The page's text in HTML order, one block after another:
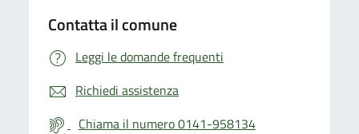
Contatta il comune
Leggi le domande frequenti
Richiedi assistenza
Chiama il numero 0141-958134